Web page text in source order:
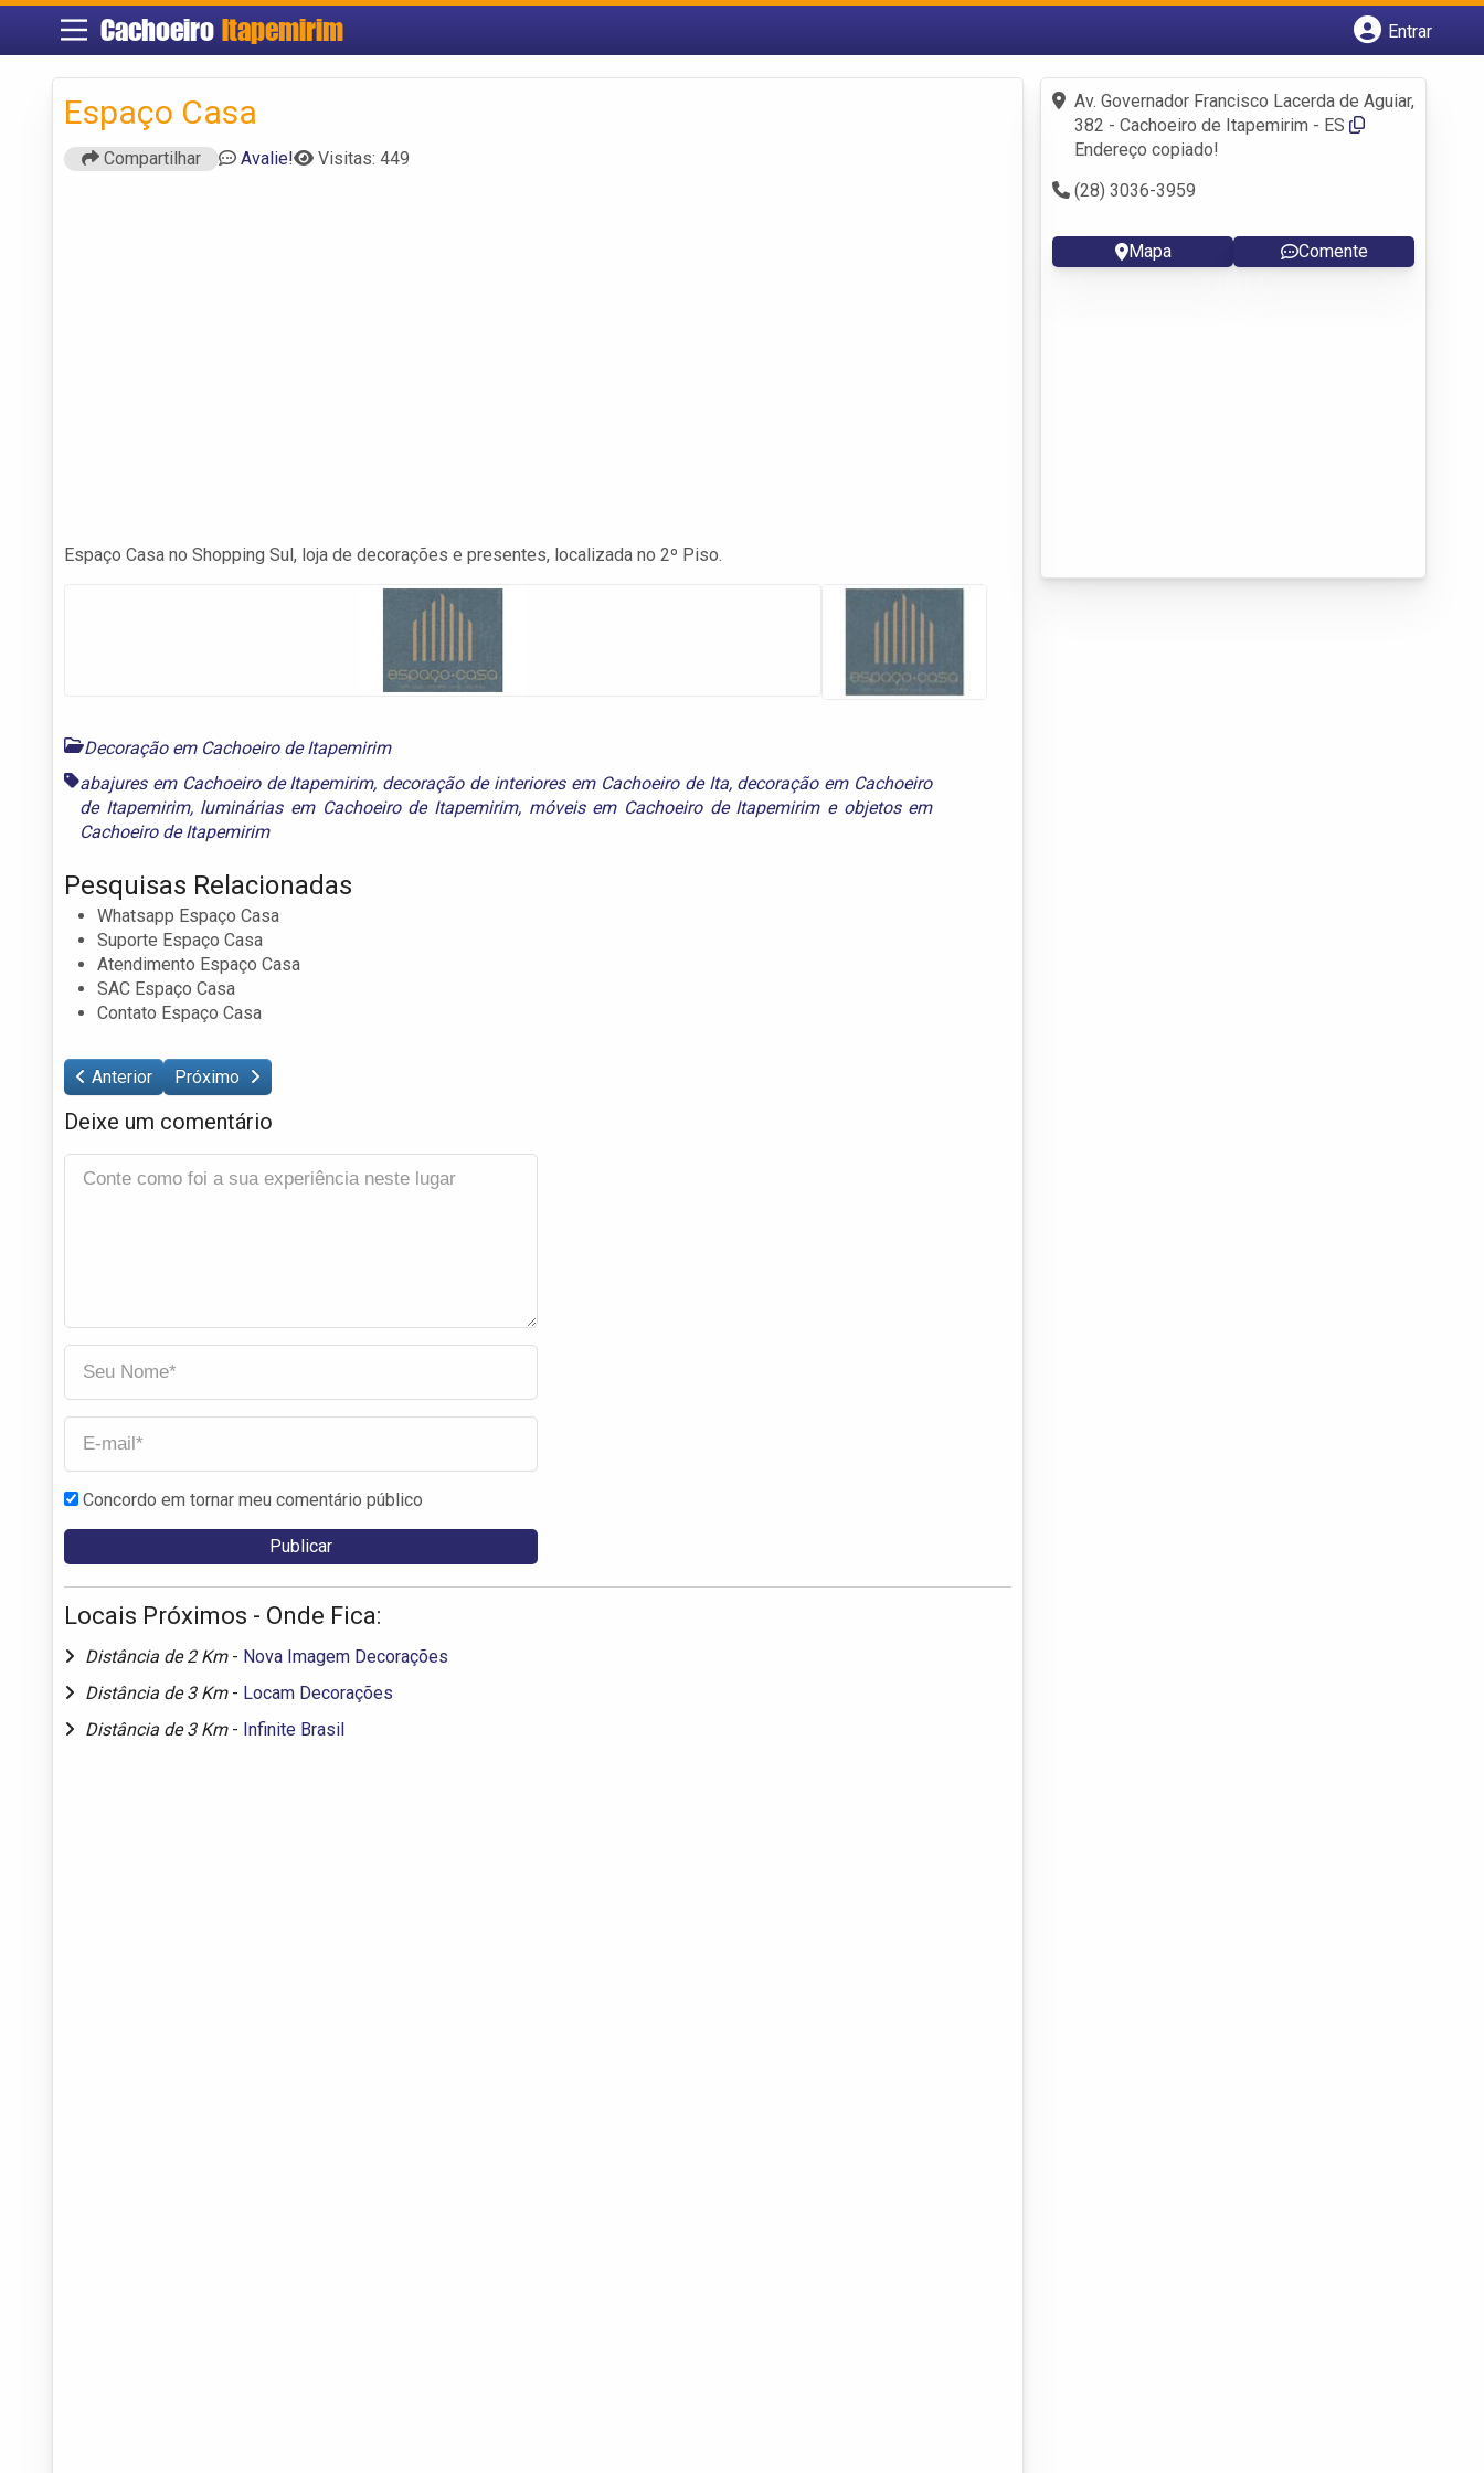
Cachoeiro Itapemirim
Entrar
Fazer login
Criar conta
Espaço Casa
Compartilhar Avalie! Visitas: 449
Espaço Casa no Shopping Sul, loja de decorações e presentes, localizada no 2º Piso.
Decoração em Cachoeiro de Itapemirim
abajures em Cachoeiro de Itapemirim, decoração de interiores em Cachoeiro de Ita, decoração em Cachoeiro
de Itapemirim, luminárias em Cachoeiro de Itapemirim, móveis em Cachoeiro de Itapemirime objetos em
Cachoeiro de Itapemirim
Pesquisas Relacionadas
Whatsapp Espaço Casa
Suporte Espaço Casa
Atendimento Espaço Casa
SAC Espaço Casa
Contato Espaço Casa
Anterior Próximo
Deixe um comentário
Concordo em tornar meu comentário público
Locais Próximos - Onde Fica:
Distância de 2 Km - Nova Imagem Decorações
Distância de 3 Km - Locam Decorações
Distância de 3 Km - Infinite Brasil
Av. Governador Francisco Lacerda de Aguiar,
382 - Cachoeiro de Itapemirim - ES
Endereço copiado!
(28) 3036-3959
Mapa Comente